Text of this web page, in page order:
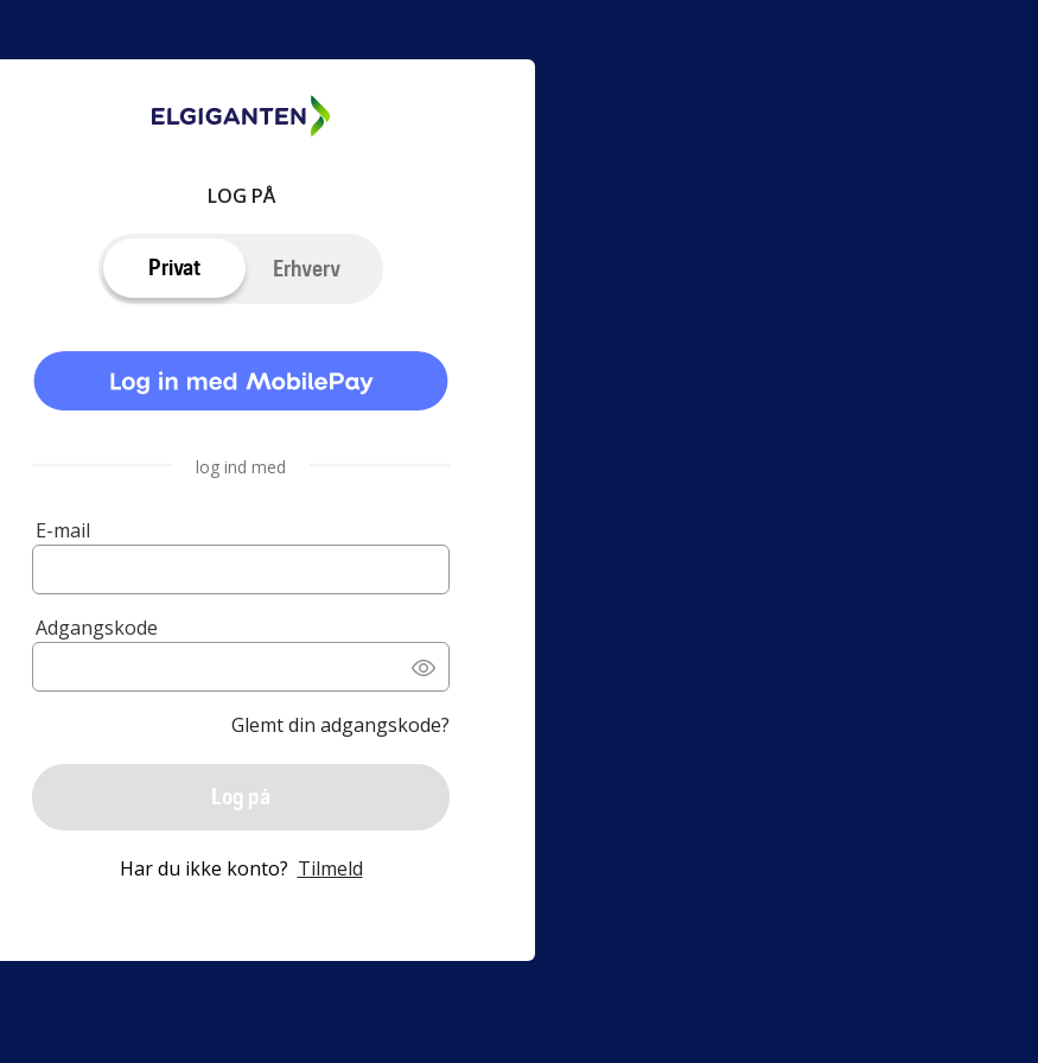
LOG PÅ
Privat Erhverv
log ind med
E-mail
Adgangskode
Glemt din adgangskode?
Log på
Har du ikke konto? Tilmeld